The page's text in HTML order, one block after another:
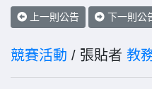
上一則公告 下一則公
競賽活動 / 張貼者 教